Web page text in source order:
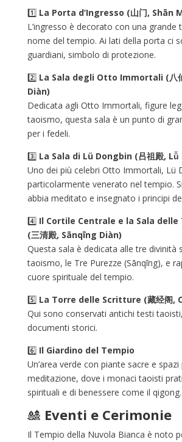
1️⃣ La Porta d’Ingresso (山门, Shān
L’ingresso è decorato con una grande
nome del tempio. Ai lati della porta ci
guardiani, simbolo di protezione.
2️⃣ La Sala degli Otto Immortali (八
Diàn)
Dedicata agli Otto Immortali, figure
taoismo, questa sala è un punto di
per i fedeli.
3️⃣ La Sala di Lü Dongbin (吕祖殿, Lǚ
Uno dei più celebri Otto Immortali, Lü
particolarmente venerato nel tempio.
abbia meditato e insegnato i principi
4️⃣ Il Cortile Centrale e la Sala delle
(三清殿, Sānqīng Diàn)
Questa sala è dedicata alle tre divinità
taoismo, le Tre Purezze (Sānqīng), e
cuore spirituale del tempio.
5️⃣ La Torre delle Scritture (藏经阁,
Qui sono conservati antichi testi
documenti storici.
6️⃣ Il Giardino del Tempio
Un’area verde con piante sacre e spazi
meditazione, dove i monaci taoisti
spirituali e di benessere come il qigong.
🎎 Eventi e Cerimonie
Il Tempio della Nuvola Bianca è noto